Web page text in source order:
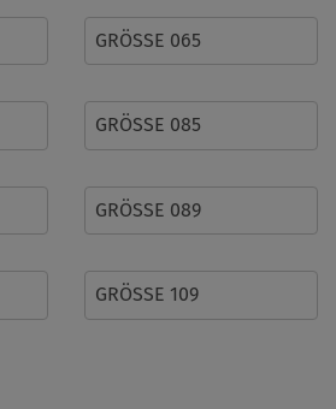
GRÖSSE 065
GRÖSSE 085
GRÖSSE 089
GRÖSSE 109